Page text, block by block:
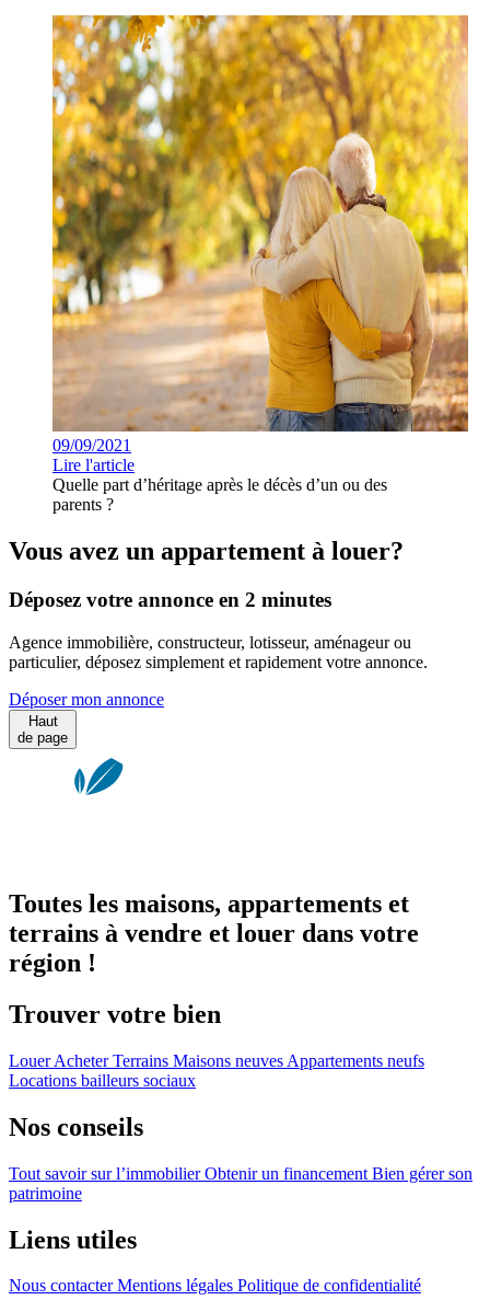
09/09/2021
Lire l'article
Quelle part d’héritage après le décès d’un ou des
parents ?
Vous avez un appartement à louer?
Déposez votre annonce en 2 minutes
Agence immobilière, constructeur, lotisseur, aménageur ou
particulier, déposez simplement et rapidement votre annonce.
Déposer mon annonce
Haut
de page
Toutes les maisons, appartements et
terrains à vendre et louer dans votre
région !
Trouver votre bien
LouerAcheterTerrains Maisons neuves Appartements neufs
Locations bailleurs sociaux
Nos conseils
Tout savoir sur l’immobilierObtenir un financement Bien gérer son
patrimoine
Liens utiles
Nous contacterMentions légales Politique de confidentialité